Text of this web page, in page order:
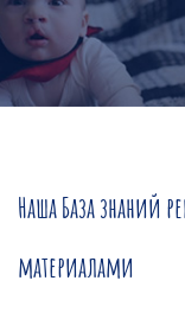
Наша База знаний
материалами